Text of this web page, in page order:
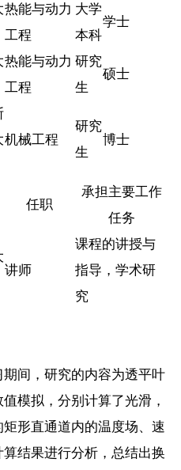
热能与动力
工程
大学
本科
学士
热能与动力
工程
研究
生
硕士
机械工程
研究
生
博士
任职
承担主要工作
任务
讲师
课程的讲授与
指导，学术研
究
间，研究的内容为透平叶
模拟，分别计算了光滑，
形直通道内的温度场、速
结果进行分析，总结出换